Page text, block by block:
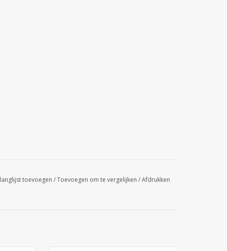
toevoegen /Toevoegen om te vergelijken /Afdrukken